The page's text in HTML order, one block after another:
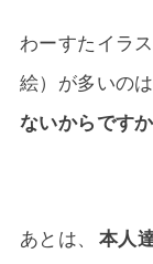
わーすたイラ
絵）が多いのは
ないからです
あとは、
本人